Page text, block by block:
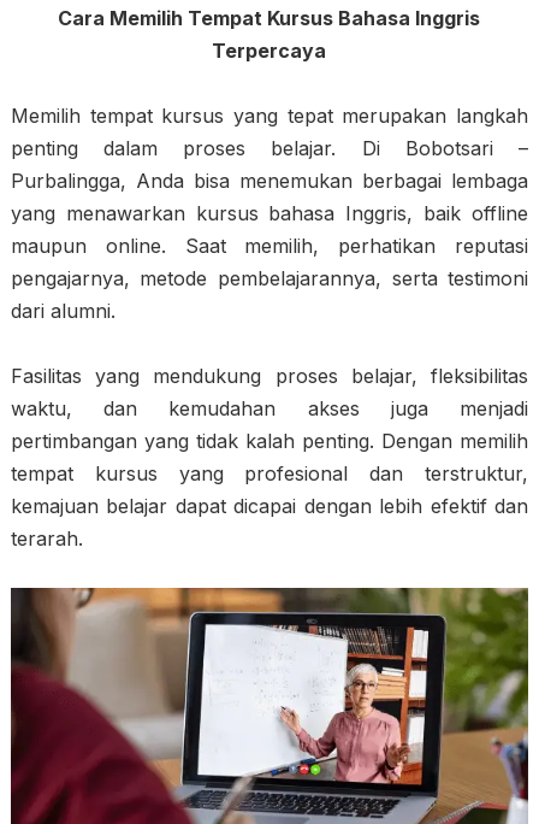
Cara Memilih Tempat Kursus Bahasa Inggris
Terpercaya
Memilih tempat kursus yang tepat merupakan langkah
penting dalam proses belajar. Di Bobotsari –
Purbalingga, Anda bisa menemukan berbagai lembaga
yang menawarkan kursus bahasa Inggris, baik offline
maupun online. Saat memilih, perhatikan reputasi
pengajarnya, metode pembelajarannya, serta testimoni
dari alumni.
Fasilitas yang mendukung proses belajar, fleksibilitas
waktu, dan kemudahan akses juga menjadi
pertimbangan yang tidak kalah penting. Dengan memilih
tempat kursus yang profesional dan terstruktur,
kemajuan belajar dapat dicapai dengan lebih efektif dan
terarah.